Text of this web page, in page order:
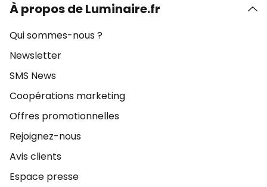
À propos de Luminaire.fr
Qui sommes-nous ?
Newsletter
SMS News
Coopérations marketing
Offres promotionnelles
Rejoignez-nous
Avis clients
Espace presse